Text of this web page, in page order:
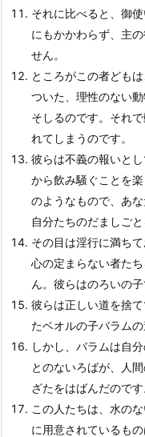
それに比べると、御
にもかかわらず、主
せん。
ところがこの者ども
ついた、理性のない
そしるのです。それ
れてしまうのです。
彼らは不義の報いと
から飲み騒ぐことを
のようなもので、あ
自分たちのだましご
その目は淫行に満ち
心の定まらない者た
ん。彼らはのろいの子
彼らは正しい道を捨
たベオルの子バラムの
しかし、バラムは自
とのないろばが、人
ざたをはばんだのです
この人たちは、水の
に用意されているも